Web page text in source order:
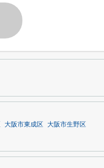
大阪市東成区
大阪市生野区